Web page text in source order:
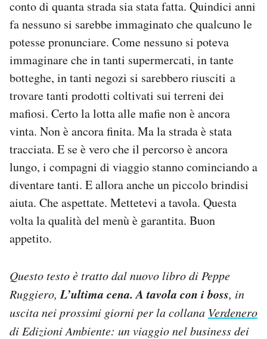
conto di quanta strada sia stata fatta. Quindici anni
fa nessuno si sarebbe immaginato che qualcuno le
potesse pronunciare. Come nessuno si poteva
immaginare che in tanti supermercati, in tante
botteghe, in tanti negozi si sarebbero riusciti a
trovare tanti prodotti coltivati sui terreni dei
mafiosi. Certo la lotta alle mafie non è ancora
vinta. Non è ancora finita. Ma la strada è stata
tracciata. E se è vero che il percorso è ancora
lungo, i compagni di viaggio stanno cominciando a
diventare tanti. E allora anche un piccolo brindisi
aiuta. Che aspettate. Mettetevi a tavola. Questa
volta la qualità del menù è garantita. Buon
appetito.
Questo testo è tratto dal nuovo libro di Peppe
Ruggiero, L’ultima cena. A tavola con i boss, in
uscita nei prossimi giorni per la collana Verdenero
di Edizioni Ambiente: un viaggio nel business dei